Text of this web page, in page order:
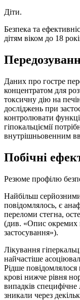
Діти.
Безпека та
дітям віком до 18
Даних про гостре
концентратом для
токсичну дію на
досліджень при
контролювати
гіпокальціємії
внутрішньовенним
Побічні
Резюме профілю
Найбільш
повідомлялось, є
переломи стегна,
(див. «Опис окремих
застосування»).
Лікування
найчастіше
Рідше
крові нижче рівня
випадків специфічне
зникали через